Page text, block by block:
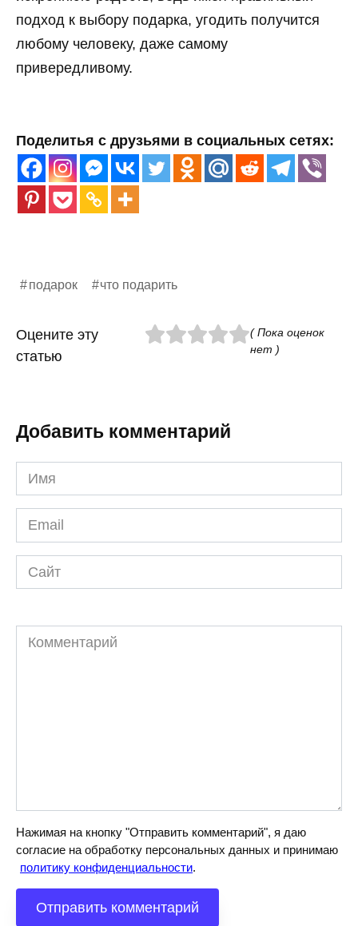
подход к выбору подарка, угодить получится
любому человеку, даже самому
привередливому.
Поделитья с друзьями в социальных сетях:
подарок что подарить
Оцените эту
статью
( Пока оценок
нет )
Добавить комментарий
Имя
*
Email
*
Сайт
Комментарий
Нажимая на кнопку "Отправить комментарий", я даю
согласие на обработку персональных данных и принимаю
политику конфиденциальности.